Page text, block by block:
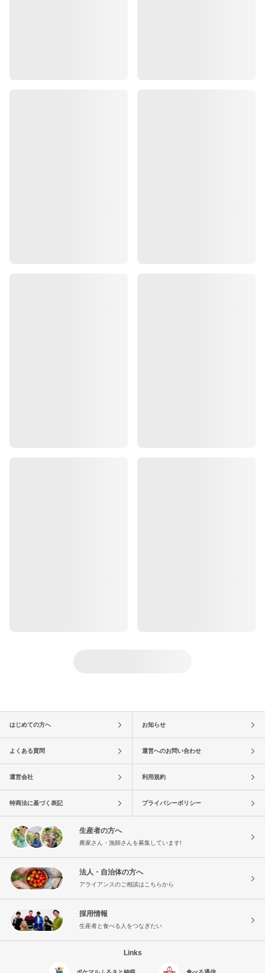
はじめての方へ お知らせ
よくある質問 運営へのお問い合わせ
運営会社 利用規約
特商法に基づく表記 プライバシーポリシー
生産者の方へ
農家さん・漁師さんを募集しています!
法人・自治体の方へ
アライアンスのご相談はこちらから
採用情報
生産者と食べる人をつなぎたい
Links